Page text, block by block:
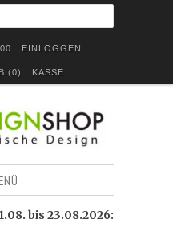
EINLOGGEN
(0) KASSE
bis 23.08.2026: